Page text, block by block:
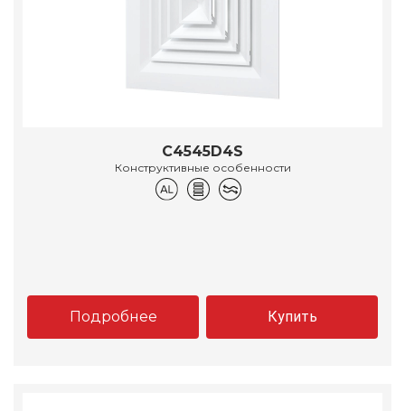
C4545D4S
Конструктивные особенности
Подробнее Купить